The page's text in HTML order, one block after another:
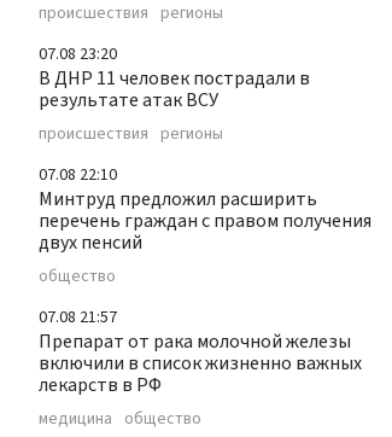
происшествия регионы
07.08 23:20
В ДНР 11 человек пострадали в
результате атак ВСУ
происшествия регионы
07.08 22:10
Минтруд предложил расширить
перечень граждан с правом получения
двух пенсий
общество
07.08 21:57
Препарат от рака молочной железы
включили в список жизненно важных
лекарств в РФ
медицина общество